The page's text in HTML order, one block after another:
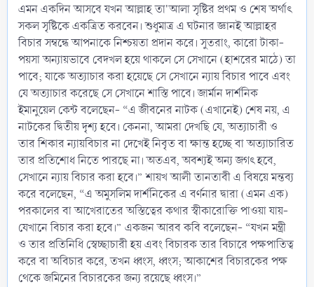
এমন একদিন আসবে যখন আল্লাহ তা'আলা সৃষ্টির প্রথম ও শেষ অর্থাৎ
সকল সৃষ্টিকে একত্রিত করবেন। শুধুমাত্র এ ঘটনার জ্ঞানই আল্লাহর
বিচার সম্বন্ধে আপনাকে নিশ্চয়তা প্রদান করে। সুতরাং, কারো টাকা-
পয়সা অন্যায়ভাবে বেদখল হয়ে থাকলে সে সেখানে (হাশরের মাঠে) তা
পাবে; যাকে অত্যাচার করা হয়েছে সে সেখানে ন্যায় বিচার পাবে এবং
যে অত্যাচার করেছে সে সেখানে শাস্তি পাবে। জার্মান দার্শনিক
ইমানুয়েল কেন্ট বলেছেন- “এ জীবনের নাটক (এখানেই) শেষ নয়, এ
নাটকের দ্বিতীয় দৃশ্য হবে। কেননা, আমরা দেখছি যে, অত্যাচারী ও
তার শিকার ন্যায়বিচার না দেখেই নিবৃত বা ক্ষান্ত হচ্ছে বা অত্যাচারিত
তার প্রতিশোধ নিতে পারছে না। অতএব, অবশ্যই অন্য জগৎ হবে,
সেখানে ন্যায় বিচার করা হবে।” শায়খ আলী তানতাবী এ বিষয়ে মন্তব্য
করে বলেছেন, “এ অমুসলিম দার্শনিকের এ বর্ণনার দ্বারা (এমন এক)
পরকালের বা আখেরাতের অস্তিত্বের কথার স্বীকারোক্তি পাওয়া যায়-
যেখানে বিচার করা হবে।” একজন আরব কবি বলেছেন- “যখন মন্ত্রী
ও তার প্রতিনিধি স্বেচ্ছাচারী হয় এবং বিচারক তার বিচারে পক্ষপাতিত্ব
করে বা অবিচার করে, তখন ধ্বংস, ধ্বংস; আকাশের বিচারকের পক্ষ
থেকে জমিনের বিচারকের জন্য রয়েছে ধ্বংস।”